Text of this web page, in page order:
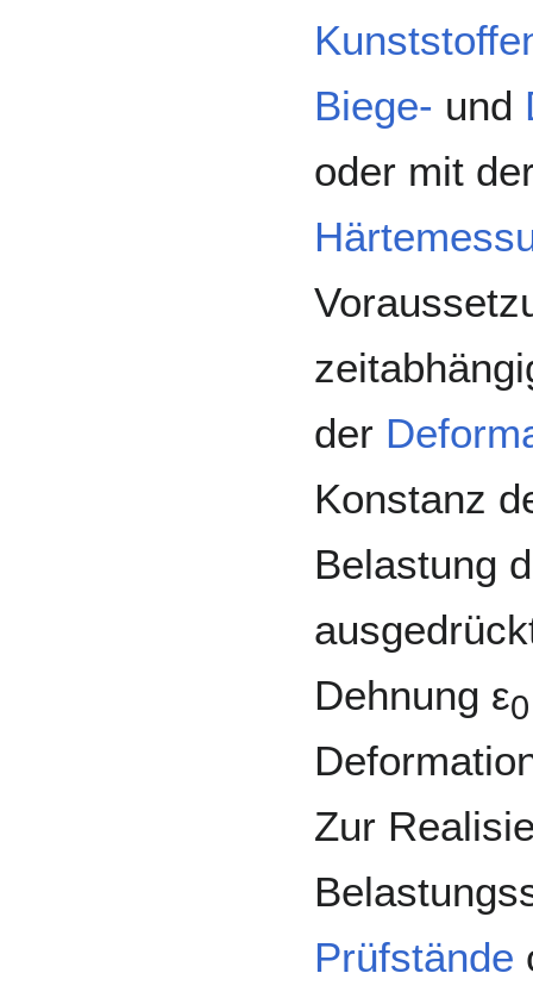
Biege- und
oder mit
der
Konstanz
Belastung
Dehnung ε0
Zur
Prüfstände